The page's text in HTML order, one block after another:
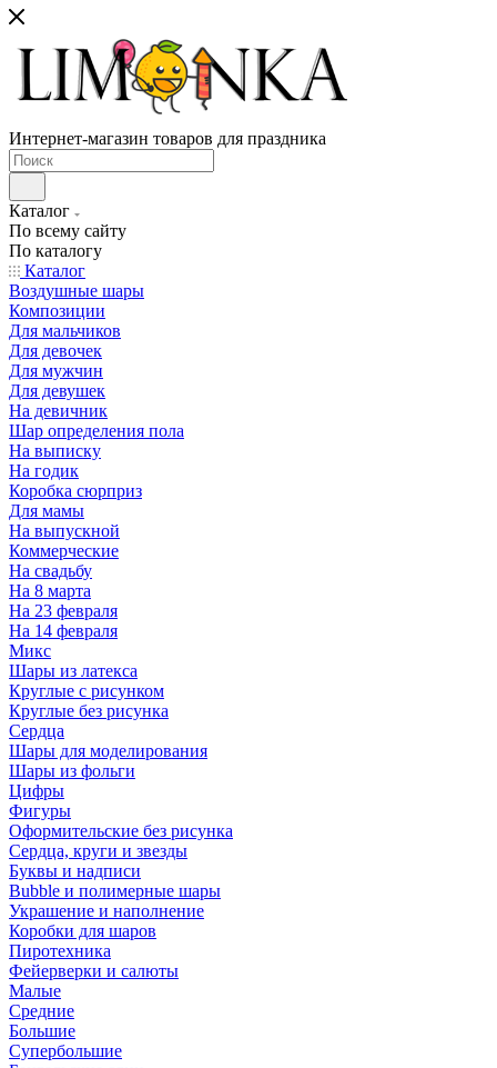
Интернет-магазин товаров для праздника
Каталог
По всему сайту
По каталогу
Каталог
Воздушные шары
Композиции
Для мальчиков
Для девочек
Для мужчин
Для девушек
На девичник
Шар определения пола
На выписку
На годик
Коробка сюрприз
Для мамы
На выпускной
Коммерческие
На свадьбу
На 8 марта
На 23 февраля
На 14 февраля
Микс
Шары из латекса
Круглые с рисунком
Круглые без рисунка
Сердца
Шары для моделирования
Шары из фольги
Цифры
Фигуры
Оформительские без рисунка
Сердца, круги и звезды
Буквы и надписи
Bubble и полимерные шары
Украшение и наполнение
Коробки для шаров
Пиротехника
Фейерверки и салюты
Малые
Средние
Большие
Супербольшие